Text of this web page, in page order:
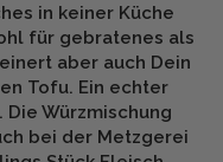
in keiner Küche
für gebratenes als
aber auch Dein
Tofu. Ein echter
Würzmischung
bei der Metzgerei